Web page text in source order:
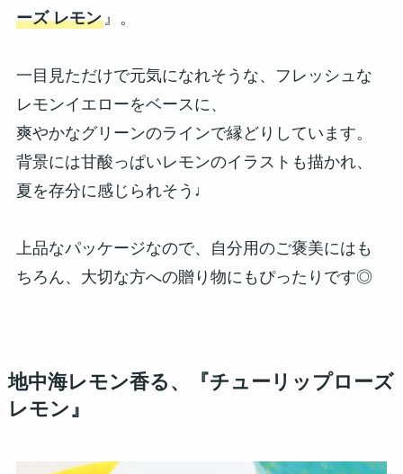
ーズ レモン』。
一目見ただけで元気になれそうな、フレッシュな
レモンイエローをベースに、
爽やかなグリーンのラインで縁どりしています。
背景には甘酸っぱいレモンのイラストも描かれ、
夏を存分に感じられそう♩
上品なパッケージなので、自分用のご褒美にはも
ちろん、大切な方への贈り物にもぴったりです◎
地中海レモン香る、『チューリップローズ
レモン』